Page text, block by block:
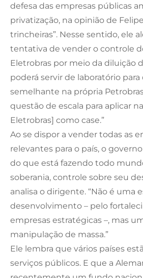
defesa das empresas públicas
privatização, na opinião de
trincheiras”. Nesse sentido, ele
tentativa de vender o controle
Eletrobras por meio da diluição
poderá servir de laboratório para
semelhante na própria
questão de escala para aplicar
Eletrobras] como case.”
Ao se dispor a vender todas as
relevantes para o país, o
do que está fazendo todo
soberania, controle sobre seu
analisa o dirigente. “Não é uma
desenvolvimento – pelo
empresas estratégicas –, mas
manipulação de massa.”
Ele lembra que vários países
serviços públicos. E que a